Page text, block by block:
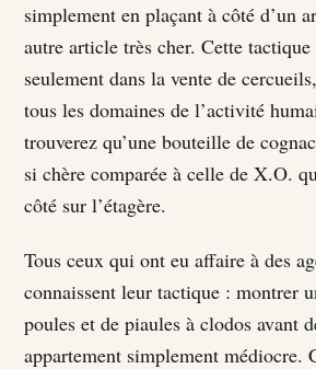
simplement en plaçant à côté d’un
autre article très cher. Cette tactique
seulement dans la vente de
tous les domaines de l’activité
trouverez qu’une bouteille de
si chère comparée à celle de X.O.
côté sur l’étagère.
Tous ceux qui ont eu affaire à des
connaissent leur tactique : montrer
poules et de piaules à clodos avant
appartement simplement médiocre.